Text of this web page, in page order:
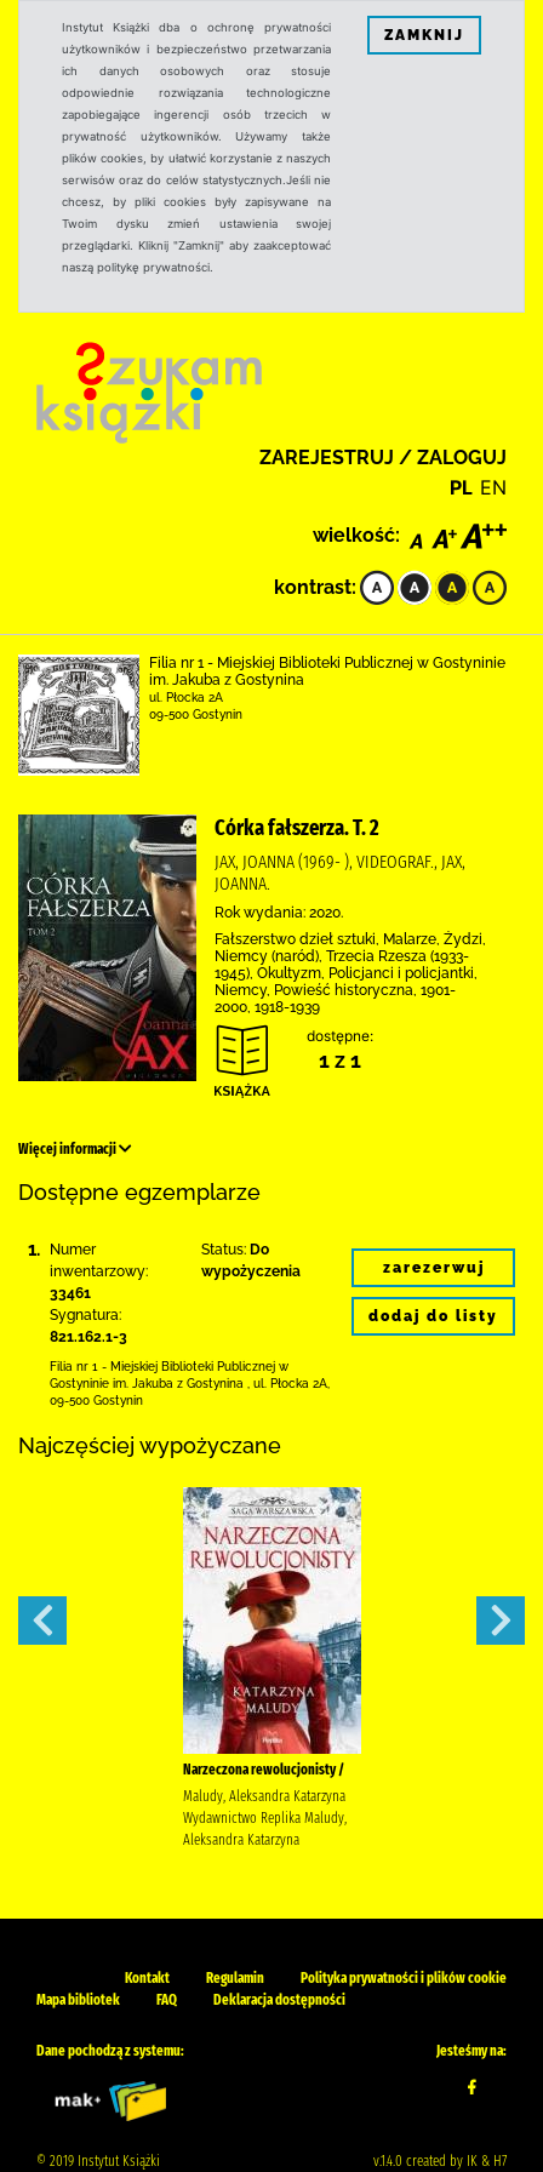
Instytut Książki dba o ochronę prywatności
użytkowników i bezpieczeństwo przetwarzania
ich danych osobowych oraz stosuje
odpowiednie rozwiązania technologiczne
zapobiegające ingerencji osób trzecich w
prywatność użytkowników. Używamy także
plików cookies, by ułatwić korzystanie z naszych
serwisów oraz do celów statystycznych.Jeśli nie
chcesz, by pliki cookies były zapisywane na
Twoim dysku zmień ustawienia swojej
przeglądarki. Kliknij "Zamknij" aby zaakceptować
naszą politykę prywatności.
ZAMKNIJ
ZAREJESTRUJ / ZALOGUJ
PL EN
wielkość:
kontrast:
Filia nr 1 - Miejskiej Biblioteki Publicznej w Gostyninie
im. Jakuba z Gostynina
ul. Płocka 2A
09-500 Gostynin
Córka fałszerza. T. 2
JAX, JOANNA (1969- ), VIDEOGRAF., JAX,
JOANNA.
Rok wydania: 2020.
Fałszerstwo dzieł sztuki, Malarze, Żydzi,
Niemcy (naród), Trzecia Rzesza (1933-
1945), Okultyzm, Policjanci i policjantki,
Niemcy, Powieść historyczna, 1901-
2000, 1918-1939
dostępne:
1 z 1
Więcej informacji
Dostępne egzemplarze
1.
Numer
inwentarzowy:
33461
Sygnatura:
821.162.1-3
Status: Do
wypożyczenia
Filia nr 1 - Miejskiej Biblioteki Publicznej w
Gostyninie im. Jakuba z Gostynina
ul. Płocka 2A
09-500 Gostynin
zarezerwuj
dodaj do listy
Najczęściej wypożyczane
Narzeczona rewolucjonisty /
Maludy, Aleksandra Katarzyna
Wydawnictwo Replika Maludy,
Aleksandra Katarzyna
Kontakt Regulamin
Polityka prywatności i plików cookie
Mapa bibliotek
FAQ Deklaracja dostępności
Dane pochodzą z systemu: Jesteśmy na:
© 2019 Instytut Książki v.1.4.0 created by IK & H7